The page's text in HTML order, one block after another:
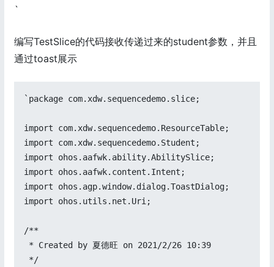
`
编写TestSlice的代码接收传递过来的student参数，并且
通过toast展示
`package com.xdw.sequencedemo.slice;
import com.xdw.sequencedemo.ResourceTable;
import com.xdw.sequencedemo.Student;
import ohos.aafwk.ability.AbilitySlice;
import ohos.aafwk.content.Intent;
import ohos.agp.window.dialog.ToastDialog;
import ohos.utils.net.Uri;
/**
* Created by 夏德旺 on 2021/2/26 10:39
*/